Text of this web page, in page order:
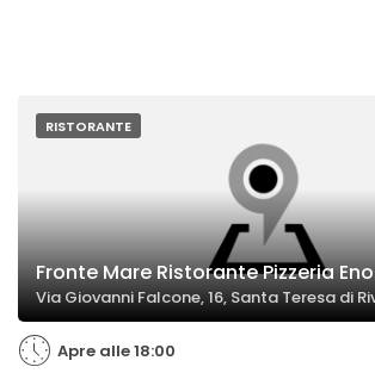
RISTORANTE
Fronte Mare Ristorante Pizzeria
Via Giovanni Falcone, 16, Santa Teresa di
Apre alle 18:00